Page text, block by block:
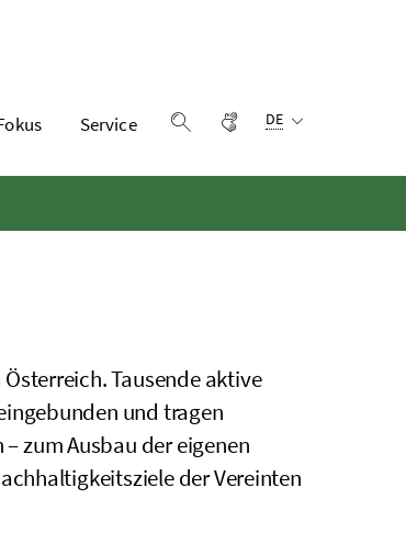
Service
Gebärdensprache
DE
Tausende aktive
und tragen
zum Ausbau der eigenen
der Vereinten